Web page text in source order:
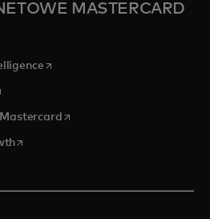
MASTERCARD
tab
opens in a new tab
in a new tab
opens in a new tab
opens in a new tab